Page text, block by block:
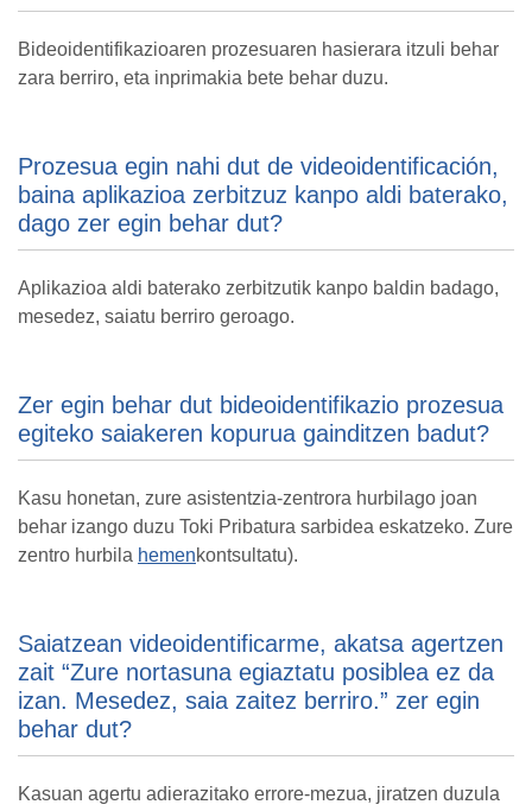
Bideoidentifikazioaren prozesuaren hasierara itzuli behar
zara berriro, eta inprimakia bete behar duzu.
Prozesua egin nahi dut de videoidentificación,
baina aplikazioa zerbitzuz kanpo aldi baterako,
dago zer egin behar dut?
Aplikazioa aldi baterako zerbitzutik kanpo baldin badago,
mesedez, saiatu berriro geroago.
Zer egin behar dut bideoidentifikazio prozesua
egiteko saiakeren kopurua gainditzen badut?
Kasu honetan, zure asistentzia-zentrora hurbilago joan
behar izango duzu Toki Pribatura sarbidea eskatzeko. Zure
zentro hurbila hemenkontsultatu).
Saiatzean videoidentificarme, akatsa agertzen
zait “Zure nortasuna egiaztatu posiblea ez da
izan. Mesedez, saia zaitez berriro.” zer egin
behar dut?
Kasuan agertu adierazitako errore-mezua, jiratzen duzula